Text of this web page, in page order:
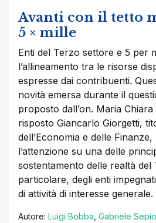
Avanti con il tetto
5 × mille
Enti del Terzo settore e 5 per
l’allineamento tra le risorse
espresse dai contribuenti.
novità emersa durante il
proposto dall’on. Maria
risposto Giancarlo Giorgetti,
dell’Economia e delle
l’attenzione su una delle
sostentamento delle realtà
particolare, degli enti
di attività di interesse generale.
Autore: Luigi Bobba, Gabriele Sepio